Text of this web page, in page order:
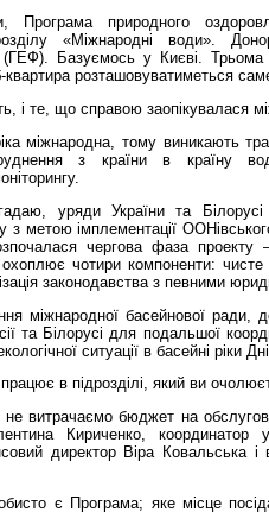
Програма природного
«Міжнародні води».
(ГЕФ). Базуємось у Києві. Трьома
розташовуватиметься саме
і те, що справою заопікувалася
міжнародна, тому виникають
з країни в країну
уряди України та
з метою імплементації
чергова фаза проекту
чотири компоненти: чисте
законодавства з певними
міжнародної басейнової ради,
та Білорусі для подальшої
ситуації в басейні ріки
в підрозділі, який ви
витрачаємо бюджет на
Кириченко, координатор
директор Віра Ковальська
є Програма; яке місце